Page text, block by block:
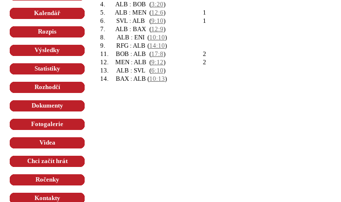
Kalendář
Rozpis
Výsledky
Statistiky
Rozhodčí
Dokumenty
Fotogalerie
Videa
Chci začít hrát
Ročenky
Kontakty
4.
ALB : BOB (3:20)
5.
ALB : MEN (12:6)
1
6.
SVL : ALB (9:10)
1
7.
ALB : BAX (12:9)
8.
ALB : ENI (10:10)
9.
RFG : ALB (14:10)
11.
BOB : ALB (17:8)
2
12.
MEN : ALB (9:12)
2
13.
ALB : SVL (6:10)
14.
BAX : ALB (10:13)